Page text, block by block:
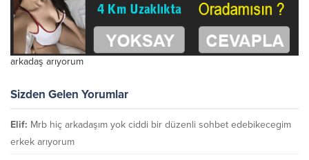
arkadaş arıyorum
Sizden Gelen Yorumlar
Elif: Mrb hiç arkadaşım yok ciddi bir düzenli sohbet edebikecegim
erkek arıyorum